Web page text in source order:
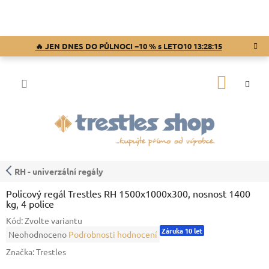
🔥 JEN DNES DO PŮLNOCI −10 % s LETO10 13:28:14
RH - univerzální regály
Policový regál Trestles RH 1500x1000x300, nosnost 1400
kg, 4 police
Kód:Zvolte variantu
Průměrné
produktu
Neohodnoceno Podrobnosti hodnocení Záruka 10 let
Značka:Trestles